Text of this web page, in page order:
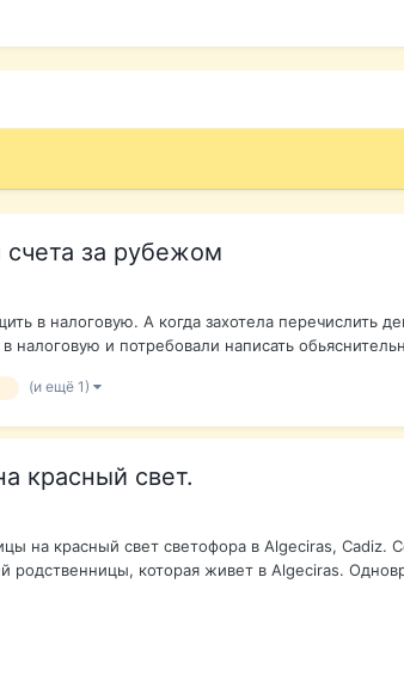
за рубежом
в налоговую. А когда захотела перечислить
и потребовали написать
(и ещё 1)
красный свет.
на красный свет светофора в Algeciras, Cadiz.
родственницы, которая живет в Algeciras.